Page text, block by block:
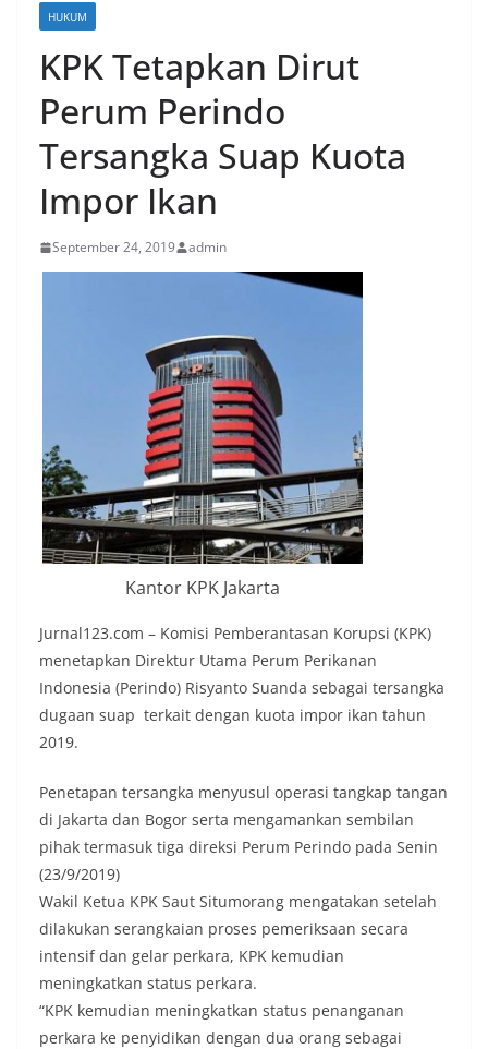
HUKUM
KPK Tetapkan Dirut
Perum Perindo
Tersangka Suap Kuota
Impor Ikan
September 24, 2019 admin
Kantor KPK Jakarta
Jurnal123.com – Komisi Pemberantasan Korupsi (KPK)
menetapkan Direktur Utama Perum Perikanan
Indonesia (Perindo) Risyanto Suanda sebagai tersangka
dugaan suap terkait dengan kuota impor ikan tahun
2019.
Penetapan tersangka menyusul operasi tangkap tangan
di Jakarta dan Bogor serta mengamankan sembilan
pihak termasuk tiga direksi Perum Perindo pada Senin
(23/9/2019)
Wakil Ketua KPK Saut Situmorang mengatakan setelah
dilakukan serangkaian proses pemeriksaan secara
intensif dan gelar perkara, KPK kemudian
meningkatkan status perkara.
“KPK kemudian meningkatkan status penanganan
perkara ke penyidikan dengan dua orang sebagai